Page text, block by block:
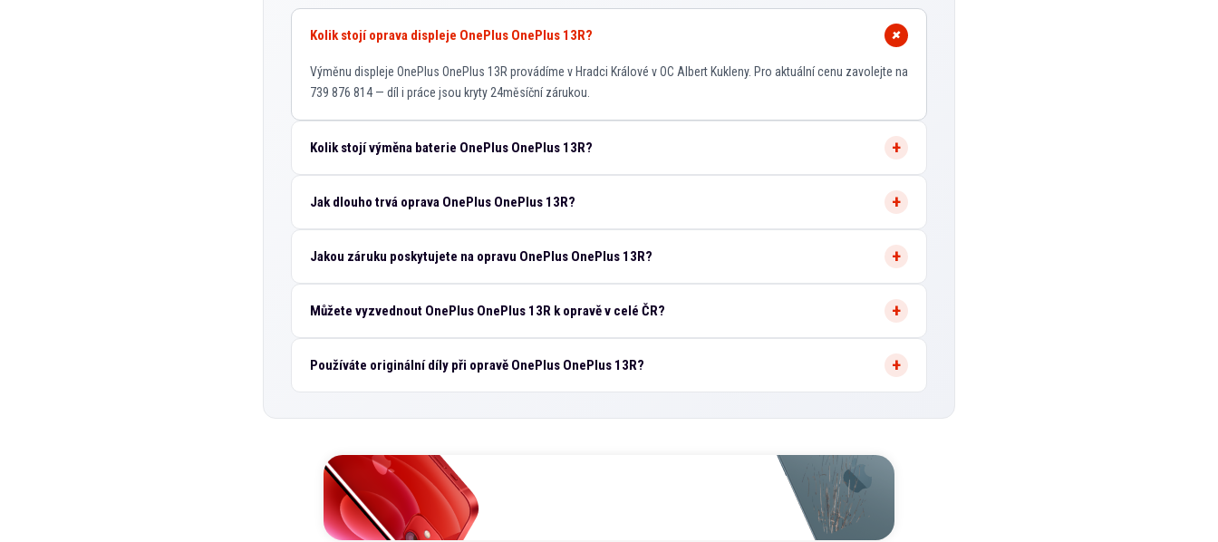
Kolik stojí oprava displeje OnePlus OnePlus 13R?
Výměnu displeje OnePlus OnePlus 13R provádíme v Hradci Králové v OC Albert Kukleny. Pro aktuální cenu zavolejte na
739 876 814 — díl i práce jsou kryty 24měsíční zárukou.
Kolik stojí výměna baterie OnePlus OnePlus 13R?
Jak dlouho trvá oprava OnePlus OnePlus 13R?
Jakou záruku poskytujete na opravu OnePlus OnePlus 13R?
Můžete vyzvednout OnePlus OnePlus 13R k opravě v celé ČR?
Používáte originální díly při opravě OnePlus OnePlus 13R?